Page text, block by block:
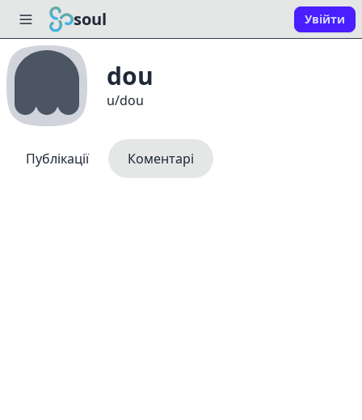
soul Увійти
dou
u/dou
Публікації Коментарі